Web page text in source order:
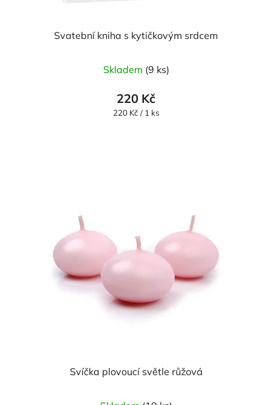
Svatební kniha s kytičkovým srdcem
Skladem (9 ks)
220 Kč
Měrná
220 Kč / 1 ks
Svíčka plovoucí světle růžová